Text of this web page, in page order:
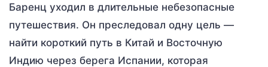
Баренц уходил в длительные небезопасные
путешествия. Он преследовал одну цель —
найти короткий путь в Китай и Восточную
Индию через берега Испании, которая